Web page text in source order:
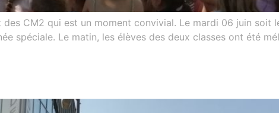
CM2 qui est un moment convivial. Le mardi 06 juin soit
spéciale. Le matin, les élèves des deux classes ont été